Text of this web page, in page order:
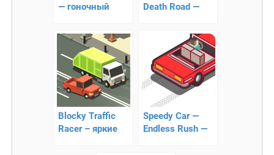
— гоночный
Death Road —
аркадные гонки!
Blocky Traffic
Racer – яркие
Speedy Car —
Endless Rush —